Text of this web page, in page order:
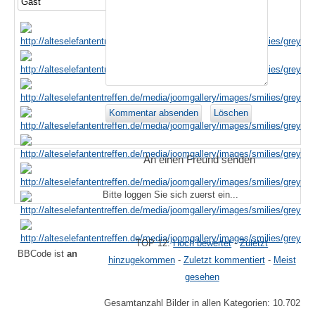
BBCode ist an
An einen Freund senden
Bitte loggen Sie sich zuerst ein...
TOP 12:Hoch bewertet-Zuletzt
hinzugekommen- Zuletzt kommentiert- Meist
gesehen
Gesamtanzahl Bilder in allen Kategorien: 10.702